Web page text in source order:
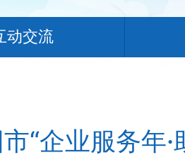
动交流
“企业服务年·